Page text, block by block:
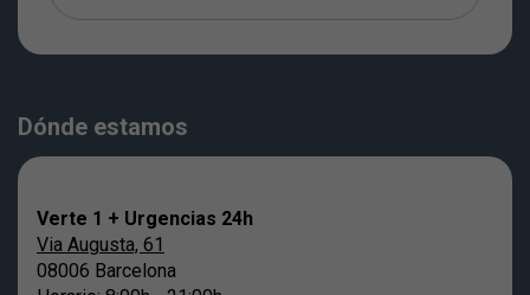
Dónde estamos
Verte 1 + Urgencias 24h
Via Augusta, 61
08006 Barcelona